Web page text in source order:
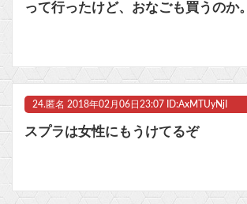
って行ったけど、おなごも買うのか。
24. 匿名 2018年02月06日23:07 ID:AxMTUyNjI
スプラは女性にもうけてるぞ